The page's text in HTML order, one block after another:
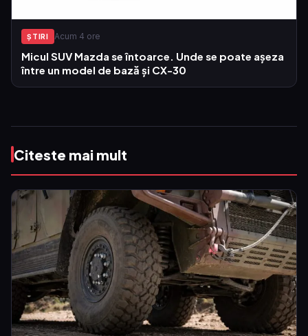
ŞTIRI Acum 4 ore
Micul SUV Mazda se întoarce. Unde se poate așeza
între un model de bază și CX-30
Citeste mai mult